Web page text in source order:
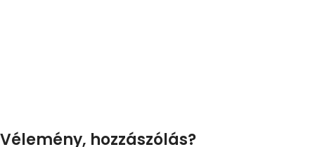
Vélemény, hozzászólás?